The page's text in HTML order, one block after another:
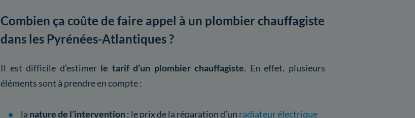
Combien ça coûte de faire appel à un plombier chauffagiste
dans les Pyrénées-Atlantiques ?
Il est difficile d’estimer le tarif d’un plombier chauffagiste. En effet, plusieurs
éléments sont à prendre en compte :
la nature de l’intervention: le prix de la réparation d’un radiateur électrique